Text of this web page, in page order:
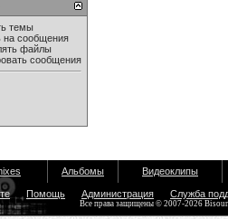
темы
на сообщения
файлы
сообщения
Альбомы Видеоклипы
Помощь Администрация Служба
Все права защищены © 2007-2026